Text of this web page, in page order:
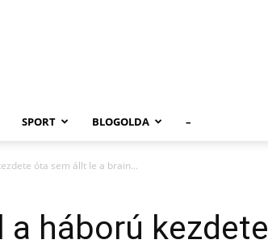
SPORT BLOGOLDA –
óta sem állt le a brain...
a háború kezdete